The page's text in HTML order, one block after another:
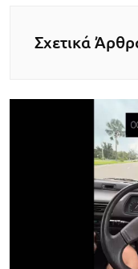
Σχετικά